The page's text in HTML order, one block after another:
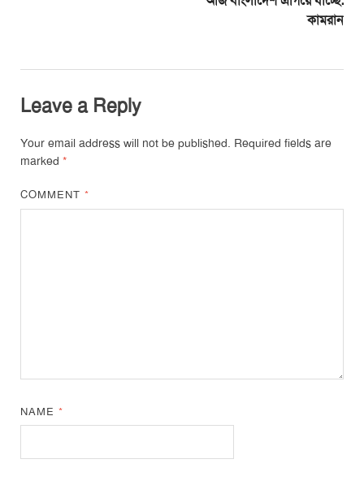
কামরান
Leave a Reply
Your email address will not be published. Required fields are
marked *
COMMENT*
NAME*